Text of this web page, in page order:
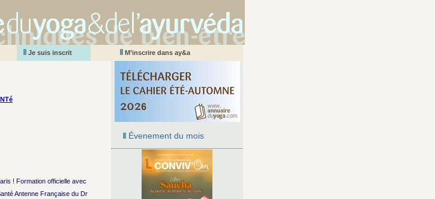
Je suis inscrit
M’inscrire dans ay&a
Évenement du mois
! Formation officielle avec
Antenne Française du Dr